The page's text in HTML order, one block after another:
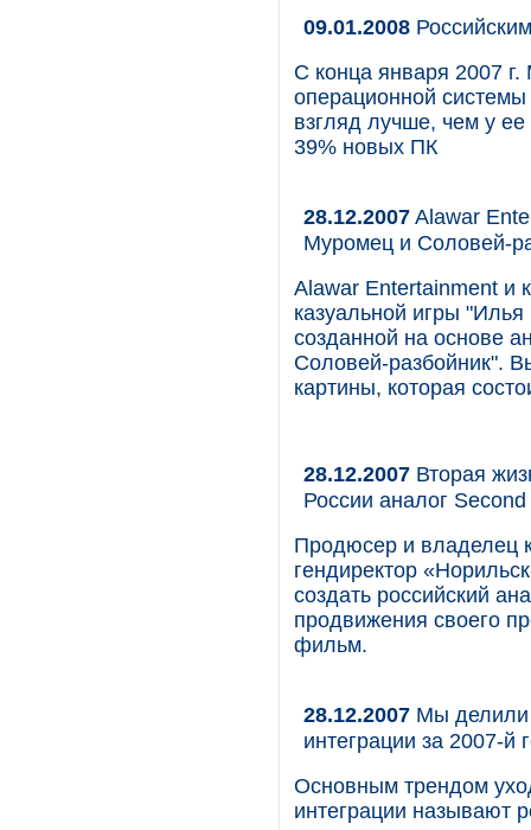
09.01.2008
С конца января 2007
операционной
взгляд лучше, чем у
39% новых ПК
28.12.2007Alawar
Муромец и Соловей-
Alawar Entertainment и
казуальной игры
созданной на основе
Соловей-разбойник".
картины, которая
28.12.2007 Вторая
России аналог
Продюсер и владелец
гендиректор
создать российский
продвижения своего
фильм.
28.12.2007 Мы делили
интеграции за 2007-й
Основным трендом
интеграции называют